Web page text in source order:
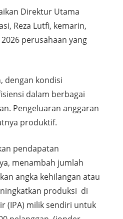
Direktur Utama
Reza Lutfi, kemarin,
perusahaan yang
dengan kondisi
dalam berbagai
Pengeluaran anggaran
produktif.
pendapatan
menambah jumlah
angka kehilangan atau
produksi di
(IPA) milik sendiri untuk